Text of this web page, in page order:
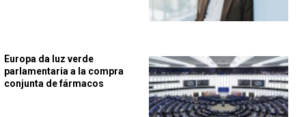
Europa da luz verde
parlamentaria a la compra
conjunta de fármacos